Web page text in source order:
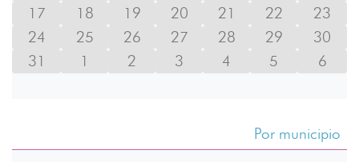
17
18 19 20 21 22
23
24
25 26 27 28 29
30
31
1 2 3 4 5 6
Por municipio